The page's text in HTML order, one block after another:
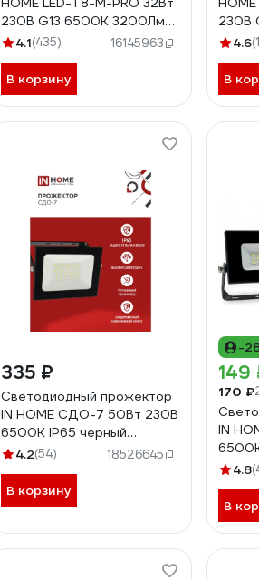
230В G13 6500К 3200Лм
1500мм матовая
4.1(435) 16145963
В корзину
230В
4.6
В
335 ₽
Светодиодный прожектор
IN HOME СДО-7 50Вт 230В
6500К IP65 черный
4690612034638
4.2(54) 18526645
В корзину
-
149
170 ₽
IN
4.8
В